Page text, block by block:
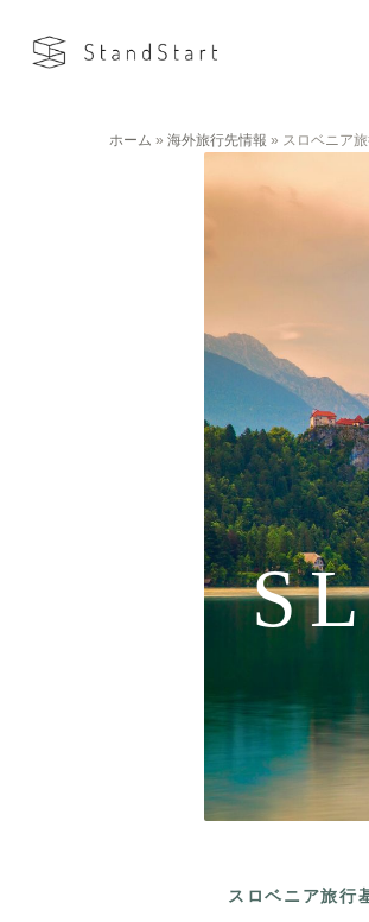
ホーム » 海外旅行先情報 » スロベニア
スロベニア旅行